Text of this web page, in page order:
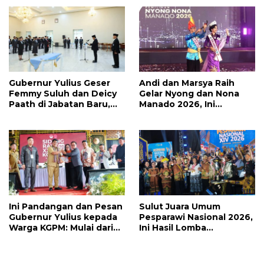
Gubernur Yulius Geser
Femmy Suluh dan Deicy
Paath di Jabatan Baru,
Andi dan Marsya Raih
Gelar Nyong dan Nona
Manado 2026, Ini
Ini Pandangan dan Pesan
Gubernur Yulius kepada
Warga KGPM: Mulai dari
Sulut Juara Umum
Pesparawi Nasional 2026,
Ini Hasil Lomba